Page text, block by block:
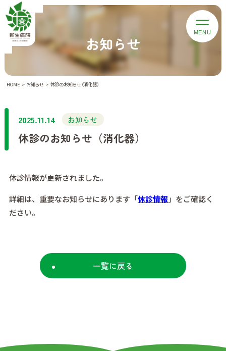
お知らせ
HOME お知らせ 休診のお知らせ（消化器）
2025.11.14 お知らせ
休診のお知らせ（消化器）
休診情報が更新されました。
詳細は、重要なお知らせにあります「休診情報」をご確認く
ださい。
一覧に戻る